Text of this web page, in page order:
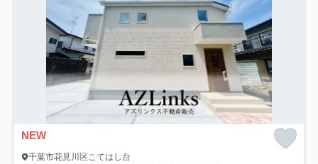
NEW
千葉市花見川区こてはし台